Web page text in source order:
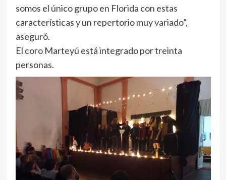
somos el único grupo en Florida con estas
características y un repertorio muy variado”,
aseguró.
El coro Marteyú está integrado por treinta
personas.